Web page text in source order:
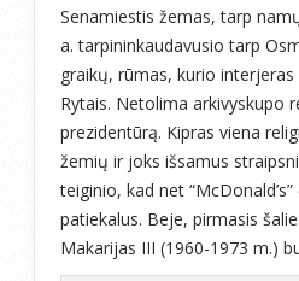
Senamiestis žemas, tarp
a. tarpininkaudavusio tarp
graikų, rūmas, kurio interjeras
Rytais. Netolima arkivyskupo
prezidentūrą. Kipras viena
žemių ir joks išsamus
teiginio, kad net
patiekalus. Beje, pirmasis
Makarijas III (1960-1973 m.)